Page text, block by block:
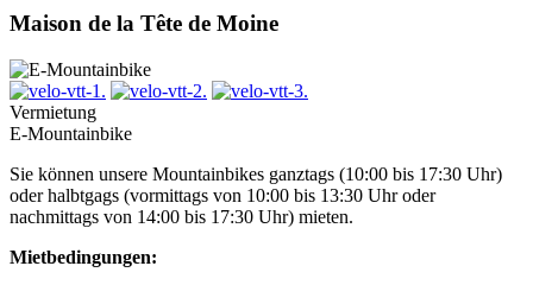
Maison de la Tête de Moine
Vermietung
E-Mountainbike
Sie können unsere Mountainbikes ganztags (10:00 bis 17:30 Uhr)
oder halbtgags (vormittags von 10:00 bis 13:30 Uhr oder
nachmittags von 14:00 bis 17:30 Uhr) mieten.
Mietbedingungen: